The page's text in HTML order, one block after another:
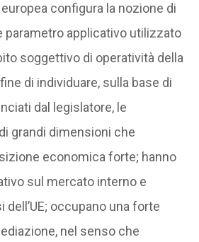
configura la nozione di
parametro applicativo utilizzato
soggettivo di operatività della
di individuare, sulla base di
dal legislatore, le
grandi dimensioni che
economica forte; hanno
sul mercato interno e
dell’UE; occupano una forte
nel senso che